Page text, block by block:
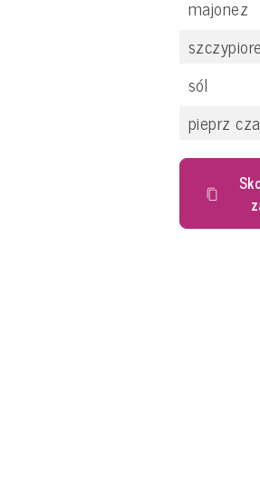
majonez
sól
pieprz